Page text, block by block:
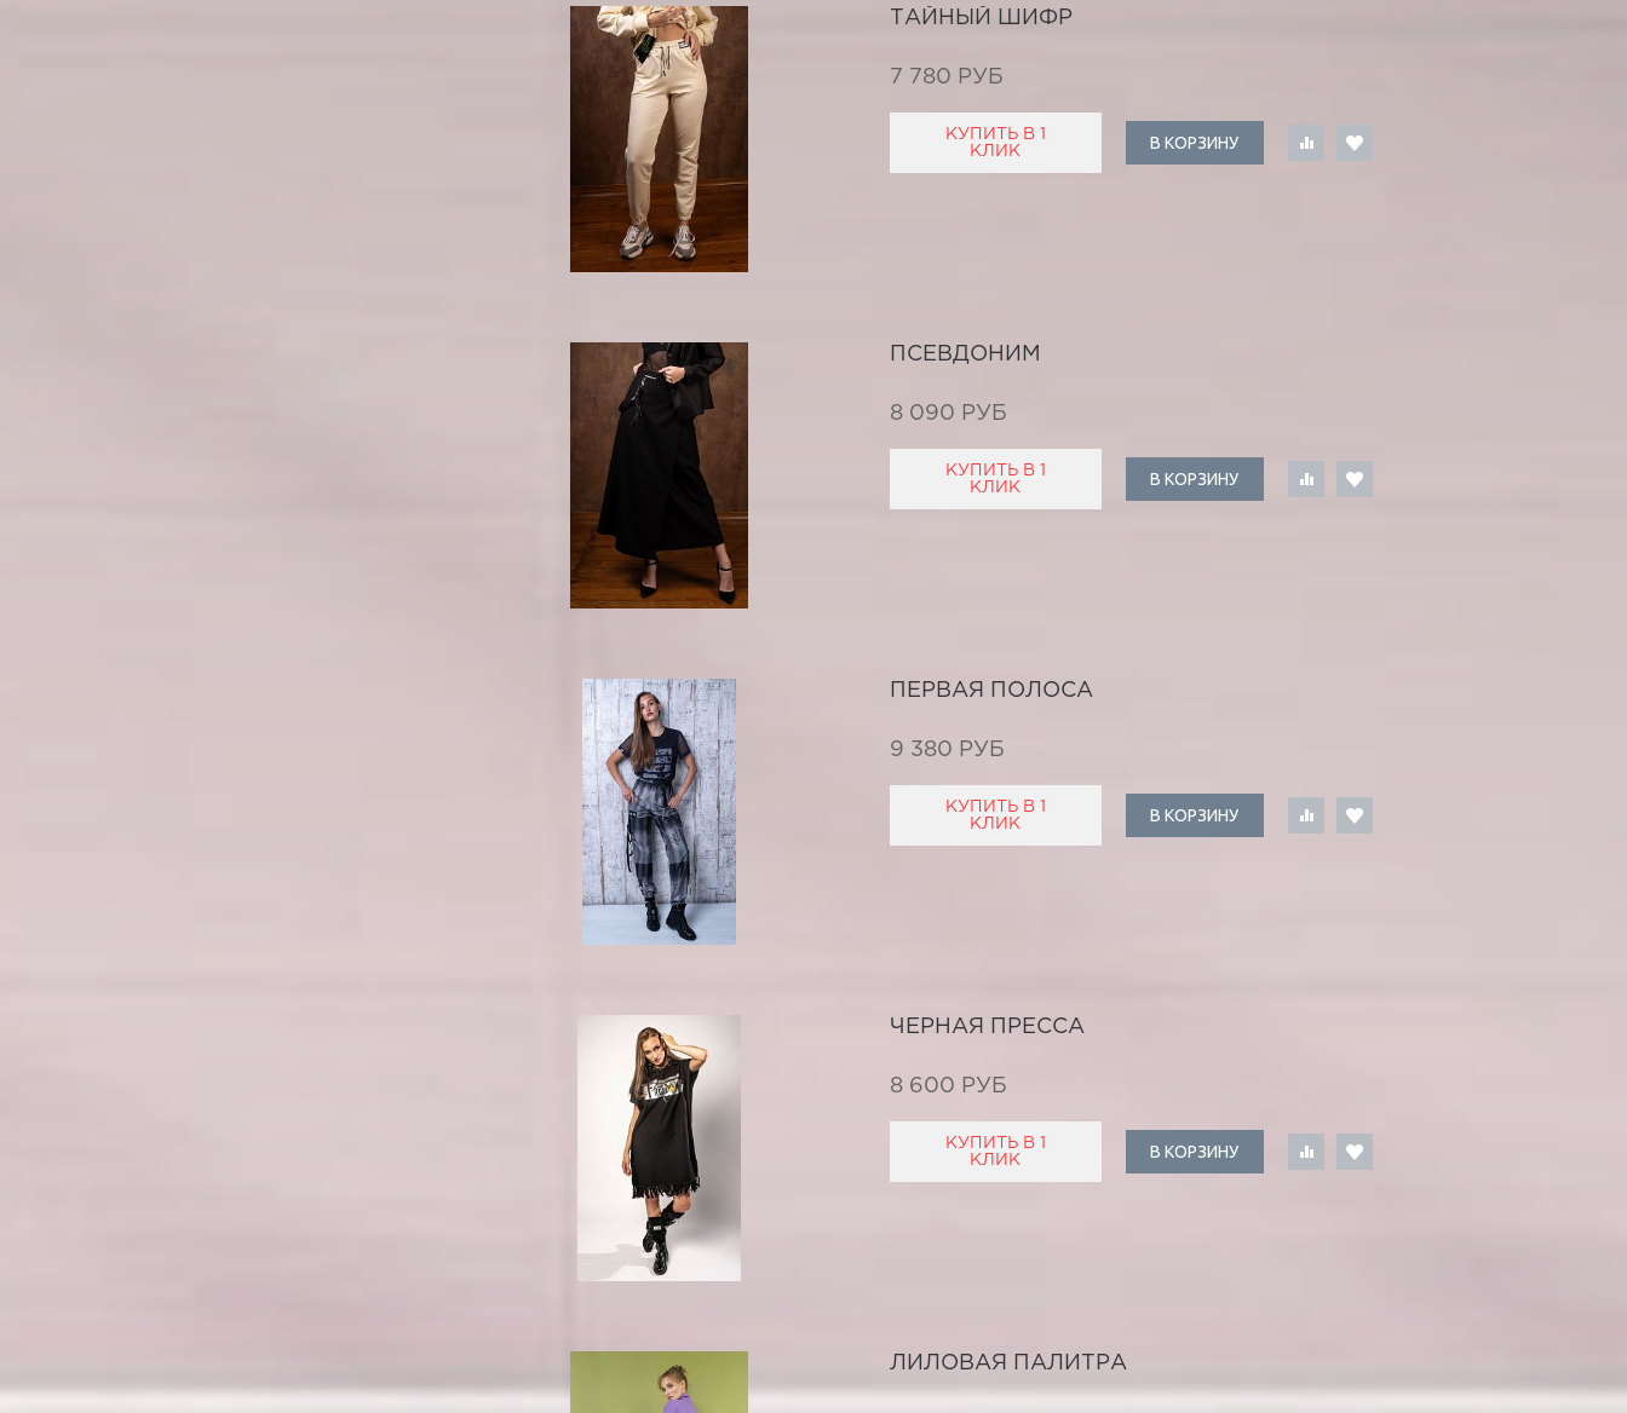
ТАЙНЫЙ ШИФР
7 780 РУБ
КУПИТЬ В 1
КЛИК
В КОРЗИНУ
ПСЕВДОНИМ
8 090 РУБ
КУПИТЬ В 1
КЛИК
В КОРЗИНУ
ПЕРВАЯ ПОЛОСА
9 380 РУБ
КУПИТЬ В 1
КЛИК
В КОРЗИНУ
ЧЕРНАЯ ПРЕССА
8 600 РУБ
КУПИТЬ В 1
КЛИК
В КОРЗИНУ
ЛИЛОВАЯ ПАЛИТРА